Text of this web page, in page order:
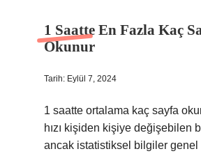
1 Saatte En Fazla Kaç
Okunur
Tarih: Eylül 7, 2024
1 saatte ortalama kaç sayfa
hızı kişiden kişiye değişebilen
ancak istatistiksel bilgiler genel